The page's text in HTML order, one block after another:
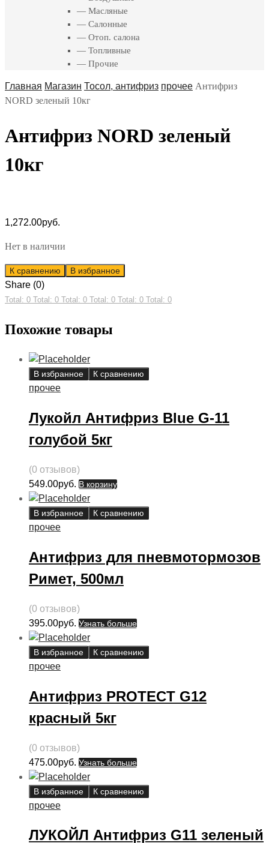
— Масляные
— Салонные
— Отоп. салона
— Топливные
— Прочие
Главная Магазин Тосол, антифриз прочее Антифриз
NORD зеленый 10кг
Антифриз NORD зеленый
10кг
1,272.00руб.
Нет в наличии
К сравнению В избранное
Share (0)
Total: 0 Total: 0 Total: 0 Total: 0 Total: 0 Total: 0
Похожие товары
В избранное К сравнению
прочее
Лукойл Антифриз Blue G-11
голубой 5кг
(0 отзывов)
549.00руб. В корзину
В избранное К сравнению
прочее
Антифриз для пневмотормозов
Римет, 500мл
(0 отзывов)
395.00руб. Узнать больше
В избранное К сравнению
прочее
Антифриз PROTECT G12
красный 5кг
(0 отзывов)
475.00руб. Узнать больше
В избранное К сравнению
прочее
ЛУКОЙЛ Антифриз G11 зеленый